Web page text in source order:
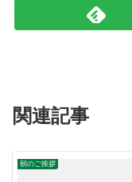
関連記事
朝のご挨拶